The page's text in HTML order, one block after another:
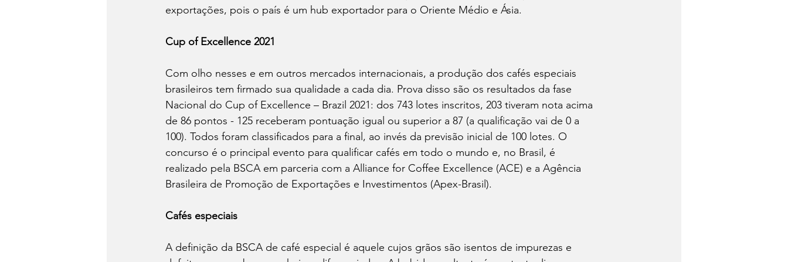
exportações, pois o país é um hub exportador para o Oriente Médio e Ásia.
Cup of Excellence 2021
Com olho nesses e em outros mercados internacionais, a produção dos cafés especiais
brasileiros tem firmado sua qualidade a cada dia. Prova disso são os resultados da fase
Nacional do Cup of Excellence – Brazil 2021: dos 743 lotes inscritos, 203 tiveram nota acima
de 86 pontos - 125 receberam pontuação igual ou superior a 87 (a qualificação vai de 0 a
100). Todos foram classificados para a final, ao invés da previsão inicial de 100 lotes. O
concurso é o principal evento para qualificar cafés em todo o mundo e, no Brasil, é
realizado pela BSCA em parceria com a Alliance for Coffee Excellence (ACE) e a Agência
Brasileira de Promoção de Exportações e Investimentos (Apex-Brasil).
Cafés especiais
A definição da BSCA de café especial é aquele cujos grãos são isentos de impurezas e